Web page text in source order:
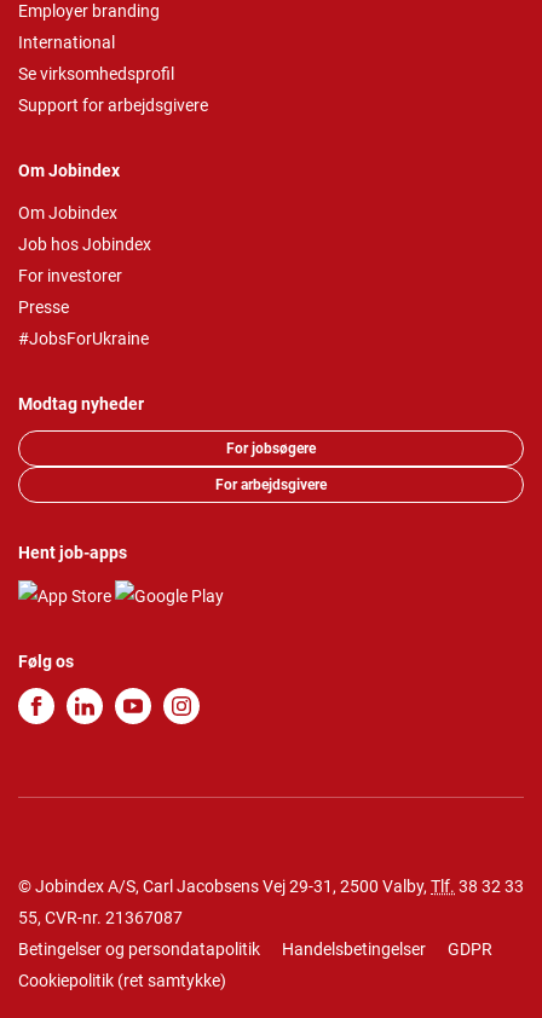
Employer branding
International
Se virksomhedsprofil
Support for arbejdsgivere
Om Jobindex
Om Jobindex
Job hos Jobindex
For investorer
Presse
#JobsForUkraine
Modtag nyheder
For jobsøgere
For arbejdsgivere
Hent job-apps
Følg os
© Jobindex A/S, Carl Jacobsens Vej 29-31, 2500 Valby, Tlf. 38 32 33
55, CVR-nr. 21367087
Betingelser og persondatapolitik
Handelsbetingelser
GDPR
Cookiepolitik (ret samtykke)